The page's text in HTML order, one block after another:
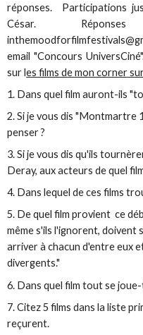
réponses. Participations
César.
email "Concours
sur les films de mon corner
1. Dans quel film auront-ils
2. Si je vous dis "Montmartre
penser ?
3. Si je vous dis qu'ils
Deray, aux acteurs de quel
4. Dans lequel de ces films
5. De quel film provient ce
même s'ils l'ignorent,
arriver à chacun d'entre eux
divergents."
6. Dans quel film tout se
7. Citez 5 films dans la liste
reçurent.